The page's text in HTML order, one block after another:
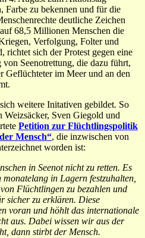
Farbe zu bekennen und für die
deutliche Zeichen
68,5 Millionen Menschen die
Verfolgung, Folter und
richtet sich der Protest gegen eine
Seenotrettung, die dazu führt,
Geflüchteter im Meer und an den
weitere Initativen gebildet. So
Sven Giegold und
Petition zur Flüchtlingspolitik
Mensch“, die inzwischen von
worden ist:
in Seenot nicht zu retten. Es
in Lagern festzuhalten,
Flüchtlingen zu bezahlen und
sicher zu erklären. Diese
voran und höhlt das internationale
aus. Dabei wissen wir aus der
dann stirbt der Mensch.